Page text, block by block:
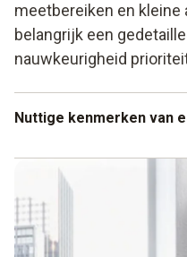
meetbereiken en kleine
belangrijk een
nauwkeurigheid
Nuttige kenmerken van
hoge nauwkeurigheid
alarmsysteem,
aanvullende metingen,